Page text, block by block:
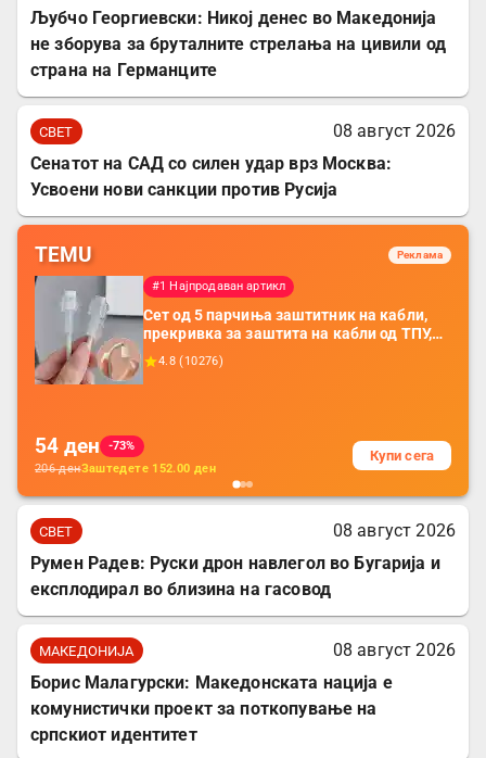
Љубчо Георгиевски: Никој денес во Македонија
не зборува за бруталните стрелања на цивили од
страна на Германците
СВЕТ
08 август 2026
Сенатот на САД со силен удар врз Москва:
Усвоени нови санкции против Русија
TEMU Реклама
#1 Најпродаван артикл
Сет од 5 парчиња заштитник на кабли,
прекривка за заштита на кабли од ТПУ,
додатоци за заштита на кабли, без
батерија, за мобилни телефони, комплет
4.8 ( 10276)
54 ден
-73%
206денЗаштедете 152.00 ден
Купи сега
СВЕТ
08 август 2026
Румен Радев: Руски дрон навлегол во Бугарија и
експлодирал во близина на гасовод
МАКЕДОНИЈА
08 август 2026
Борис Малагурски: Македонската нација е
комунистички проект за поткопување на
српскиот идентитет